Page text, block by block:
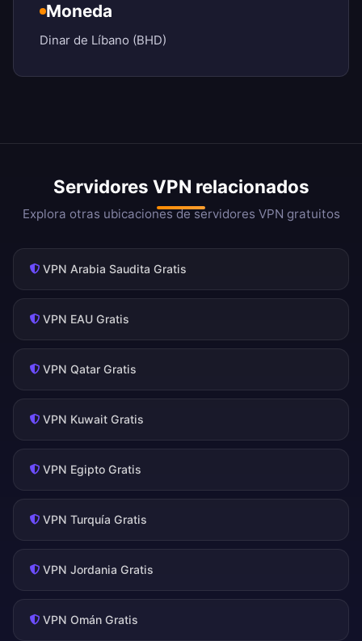
Moneda
Dinar de Líbano (BHD)
Servidores VPN relacionados
Explora otras ubicaciones de servidores VPN gratuitos
VPN Arabia Saudita Gratis
VPN EAU Gratis
VPN Qatar Gratis
VPN Kuwait Gratis
VPN Egipto Gratis
VPN Turquía Gratis
VPN Jordania Gratis
VPN Omán Gratis